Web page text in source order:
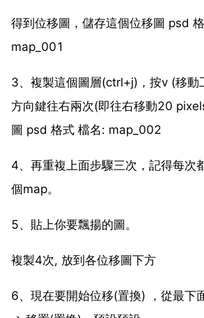
得到位移圖，儲存這個位移圖 psd
map_001
3、複製這個圖層(ctrl+j)，按v (移動
方向鍵往右兩次(即往右移動20
圖 psd 格式 檔名: map_002
4、再重複上面步驟三次，記得每次
個map。
5、貼上你要飄揚的圖。
複製4次, 放到各位移圖下方
6、現在要開始位移(置換) ，從最下